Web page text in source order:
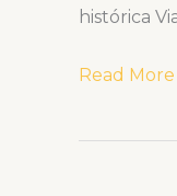
histórica
Read More